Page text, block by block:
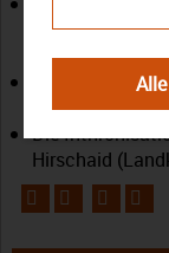
Lernwerkstatt
Arbeitsgeräte
Der
Die
Hirschaid